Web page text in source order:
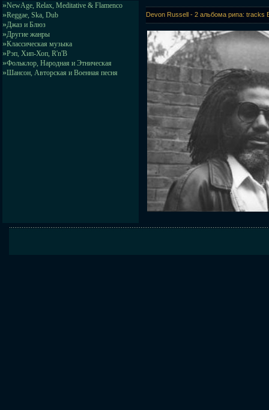
»NewAge, Relax, Meditative & Flamenco
»Reggae, Ska, Dub
»Джаз и Блюз
»Другие жанры
»Классическая музыка
»Рэп, Хип-Хоп, R'n'B
»Фольклор, Народная и Этническая
»Шансон, Авторская и Военная песня
Devon Russell - 2 альбома рипа: